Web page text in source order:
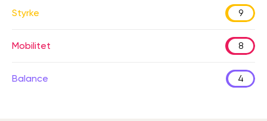
Styrke 9
Mobilitet 8
Balance 4